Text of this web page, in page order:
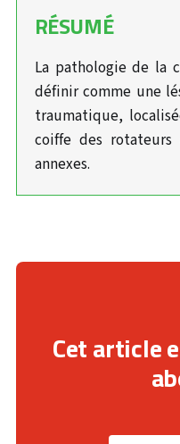
RÉSUMÉ
La pathologie de la
définir comme une
traumatique,
coiffe des
annexes.
Cet article